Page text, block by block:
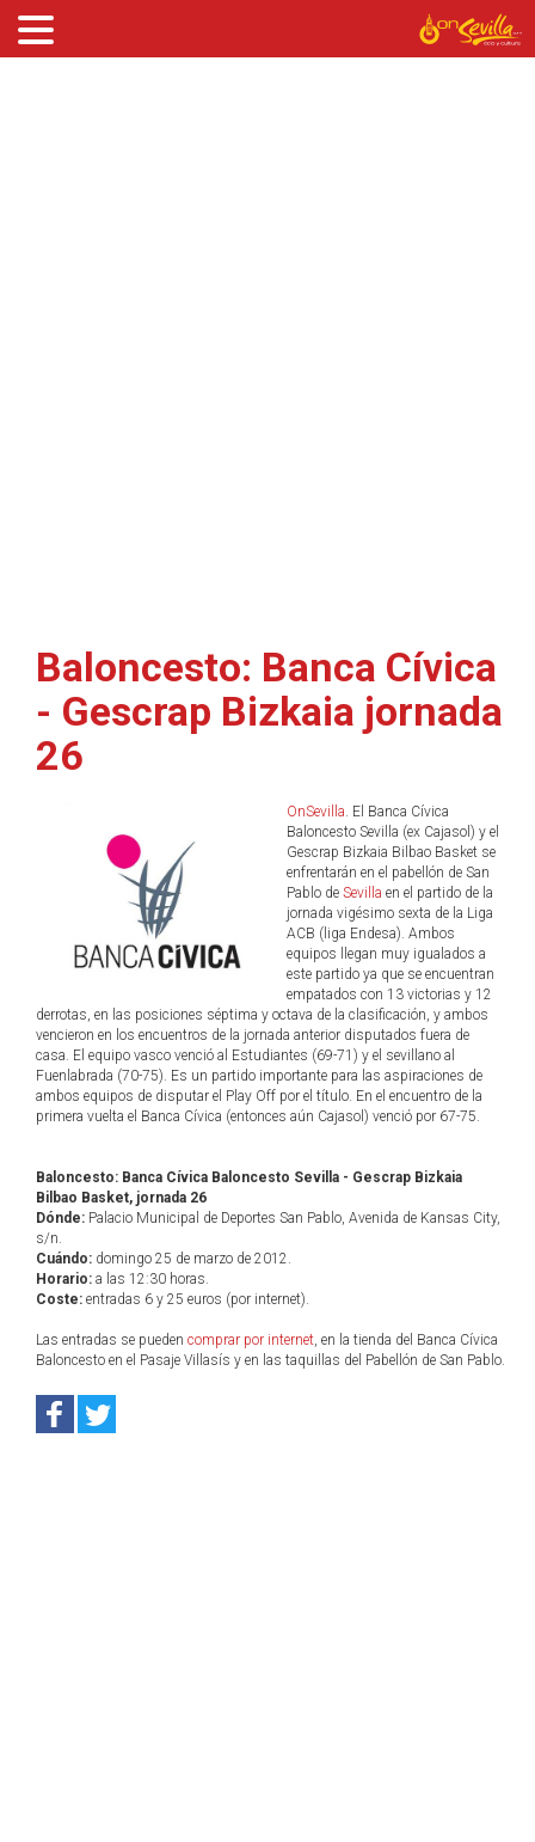
Baloncesto: Banca Cívica
- Gescrap Bizkaia jornada
26
OnSevilla. El Banca Cívica
Baloncesto Sevilla (ex Cajasol) y el
Gescrap Bizkaia Bilbao Basket se
enfrentarán en el pabellón de San
Pablo de Sevilla en el partido de la
jornada vigésimo sexta de la Liga
ACB (liga Endesa). Ambos
equipos llegan muy igualados a
este partido ya que se encuentran
empatados con 13 victorias y 12
derrotas, en las posiciones séptima y octava de la clasificación, y ambos
vencieron en los encuentros de la jornada anterior disputados fuera de
casa. El equipo vasco venció al Estudiantes (69-71) y el sevillano al
Fuenlabrada (70-75). Es un partido importante para las aspiraciones de
ambos equipos de disputar el Play Off por el título. En el encuentro de la
primera vuelta el Banca Cívica (entonces aún Cajasol) venció por 67-75.
Baloncesto: Banca Cívica Baloncesto Sevilla - Gescrap Bizkaia
Bilbao Basket, jornada 26
Dónde: Palacio Municipal de Deportes San Pablo, Avenida de Kansas City,
s/n.
Cuándo: domingo 25 de marzo de 2012.
Horario: a las 12:30 horas.
Coste: entradas 6 y 25 euros (por internet).
Las entradas se pueden comprar por internet, en la tienda del Banca Cívica
Baloncesto en el Pasaje Villasís y en las taquillas del Pabellón de San Pablo.